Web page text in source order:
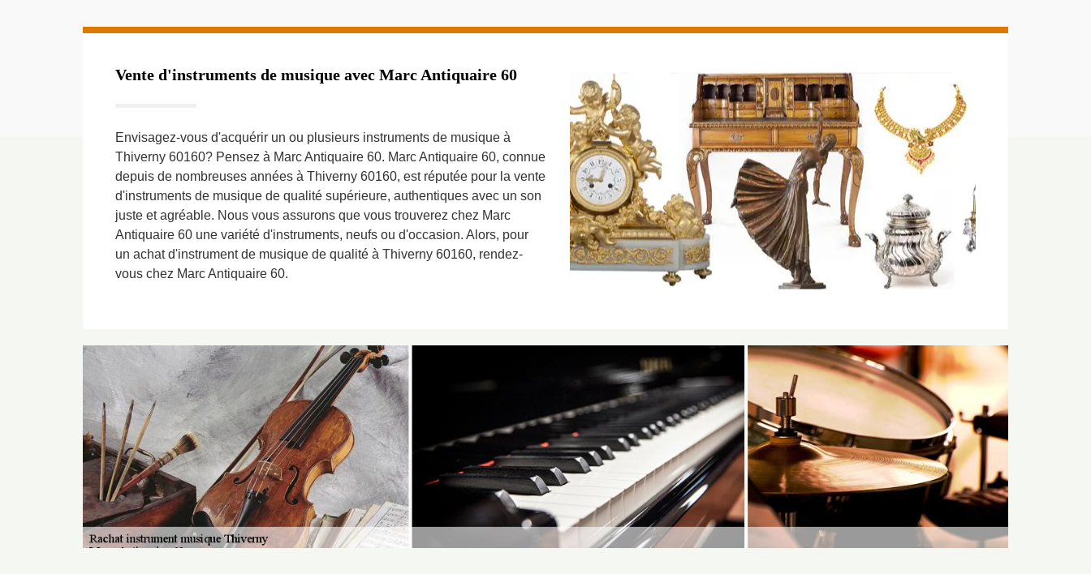
Vente d'instruments de musique avec Marc Antiquaire 60
Envisagez-vous d'acquérir un ou plusieurs instruments de musique à
Thiverny 60160? Pensez à Marc Antiquaire 60. Marc Antiquaire 60, connue
depuis de nombreuses années à Thiverny 60160, est réputée pour la vente
d'instruments de musique de qualité supérieure, authentiques avec un son
juste et agréable. Nous vous assurons que vous trouverez chez Marc
Antiquaire 60 une variété d'instruments, neufs ou d'occasion. Alors, pour
un achat d'instrument de musique de qualité à Thiverny 60160, rendez-
vous chez Marc Antiquaire 60.